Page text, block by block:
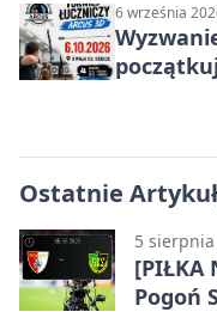
6 września
Ostatnie
5
[PIŁKA
Pogoń